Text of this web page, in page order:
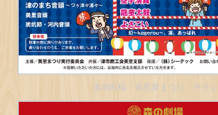
美里町様「美里夏まつり」チラシ